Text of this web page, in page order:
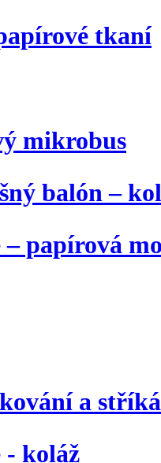
tkaní
mikrobus
balón –
– papírová
a
- koláž